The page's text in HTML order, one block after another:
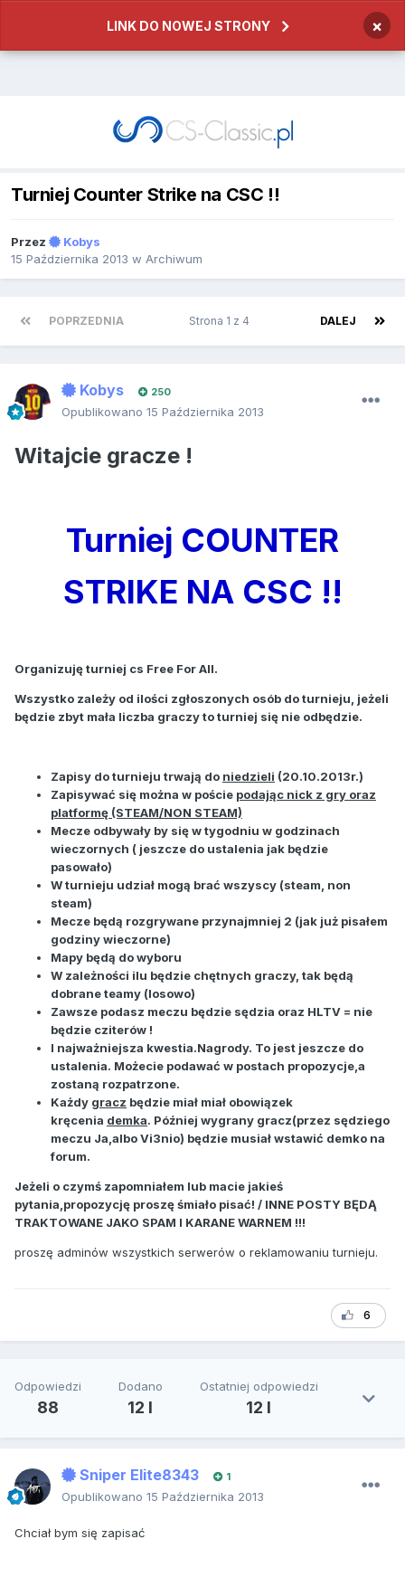
LINK DO NOWEJ STRONY ×
Turniej Counter Strike na CSC !!
Przez
Kobys
15 Października 2013 w Archiwum
POPRZEDNIA DALEJ
Strona 1 z 4
Kobys 250
Opublikowano 15 Października 2013
Witajcie gracze !
Turniej COUNTER
STRIKE NA CSC !!
Organizuję turniej cs Free For All.
Wszystko zależy od ilości zgłoszonych osób do turnieju, jeżeli
będzie zbyt mała liczba graczy to turniej się nie odbędzie.
Zapisy do turnieju trwają do niedzieli (20.10.2013r.)
Zapisywać się można w poście podając nick z gry oraz
platformę (STEAM/NON STEAM)
Mecze odbywały by się w tygodniu w godzinach
wieczornych ( jeszcze do ustalenia jak będzie
pasowało)
W turnieju udział mogą brać wszyscy (steam, non
steam)
Mecze będą rozgrywane przynajmniej 2 (jak już pisałem
godziny wieczorne)
Mapy będą do wyboru
W zależności ilu będzie chętnych graczy, tak będą
dobrane teamy (losowo)
Zawsze podasz meczu będzie sędzia oraz HLTV = nie
będzie cziterów !
I najważniejsza kwestia.Nagrody. To jest jeszcze do
ustalenia. Możecie podawać w postach propozycje,a
zostaną rozpatrzone.
Każdy gracz będzie miał​​ miał obowiązek
kręcenia demka. Później wygrany gracz(przez sędziego
meczu Ja,albo Vi3nio) będzie musiał wstawić demko na
forum.
​Jeżeli o czymś zapomniałem lub macie jakieś
pytania,propozycję proszę śmiało pisać! / INNE POSTY BĘDĄ
TRAKTOWANE JAKO SPAM I KARANE WARNEM !!!
proszę adminów wszystkich serwerów o reklamowaniu turnieju.
6
Odpowiedzi
88
Dodano
12 l
Ostatniej odpowiedzi
12 l
Sniper Elite8343 1
Opublikowano 15 Października 2013
Chciał bym się zapisać